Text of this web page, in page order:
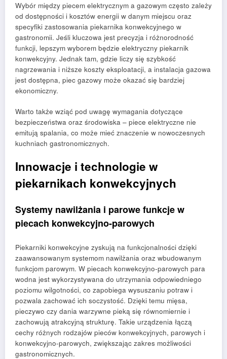
Wybór między piecem elektrycznym a gazowym często zależy
od dostępności i kosztów energii w danym miejscu oraz
specyfiki zastosowania piekarnika konwekcyjnego w
gastronomii. Jeśli kluczowa jest precyzja i różnorodność
funkcji, lepszym wyborem będzie elektryczny piekarnik
konwekcyjny. Jednak tam, gdzie liczy się szybkość
nagrzewania i niższe koszty eksploatacji, a instalacja gazowa
jest dostępna, piec gazowy może okazać się bardziej
ekonomiczny.
Warto także wziąć pod uwagę wymagania dotyczące
bezpieczeństwa oraz środowiska – piece elektryczne nie
emitują spalania, co może mieć znaczenie w nowoczesnych
kuchniach gastronomicznych.
Innowacje i technologie w
piekarnikach konwekcyjnych
Systemy nawilżania i parowe funkcje w
piecach konwekcyjno-parowych
Piekarniki konwekcyjne zyskują na funkcjonalności dzięki
zaawansowanym systemom nawilżania oraz wbudowanym
funkcjom parowym. W piecach konwekcyjno-parowych para
wodna jest wykorzystywana do utrzymania odpowiedniego
poziomu wilgotności, co zapobiega wysuszaniu potraw i
pozwala zachować ich soczystość. Dzięki temu mięsa,
pieczywo czy dania warzywne pieką się równomiernie i
zachowują atrakcyjną strukturę. Takie urządzenia łączą
cechy różnych rodzajów pieców konwekcyjnych, parowych i
konwekcyjno-parowych, zwiększając zakres możliwości
gastronomicznych.